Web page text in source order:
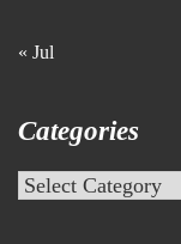
« Jul
Categories
Categories